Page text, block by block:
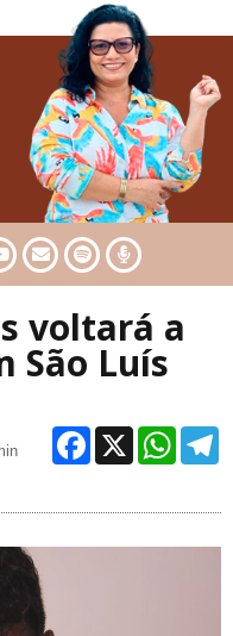
voltará a
São Luís
X